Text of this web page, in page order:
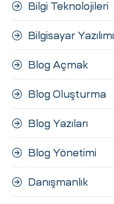
Bilgi Teknolojileri
Bilgisayar Yazılımı
Blog Açmak
Blog Oluşturma
Blog Yazıları
Blog Yönetimi
Danışmanlık